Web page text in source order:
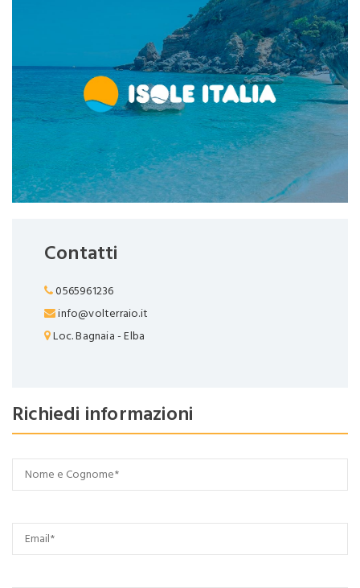
Contatti
0565961236
info@volterraio.it
Loc. Bagnaia - Elba
Richiedi informazioni